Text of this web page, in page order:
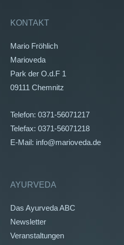
KONTAKT
Mario Fröhlich
Marioveda
Park der O.d.F 1
09111 Chemnitz
Telefon: 0371-56071217
Telefax: 0371-56071218
E-Mail: info@marioveda.de
AYURVEDA
Das Ayurveda ABC
Newsletter
Veranstaltungen